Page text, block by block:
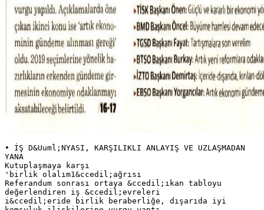
• İŞ D&Uuml;NYASI, KARŞILIKLI ANLAYIŞ VE UZLAŞMADAN
YANA
Kutuplaşmaya karşı
'birlik olalım1&ccedil;ağrısı
Referandum sonrası ortaya &ccedil;ıkan tabloyu
değerlendiren iş &ccedil;evreleri
i&ccedil;eride birlik beraberliğe, dışarıda iyi